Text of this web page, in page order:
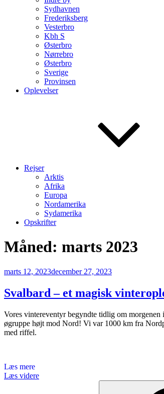
Sydhavnen
Frederiksberg
Vesterbro
Kbh S
Østerbro
Nørrebro
Østerbro
Sverige
Provinsen
Oplevelser
Rejser
Arktis
Afrika
Europa
Nordamerika
Sydamerika
Opskrifter
Måned: marts 2023
Udgivet
marts 12, 2023december 27, 2023
Svalbard – et magisk
Vores vintereventyr begyndte tidlig om
øgruppe højt mod Nord! Vi var 1000 km fra
med riffel.
Læs mere
Læs videre“Svalbard